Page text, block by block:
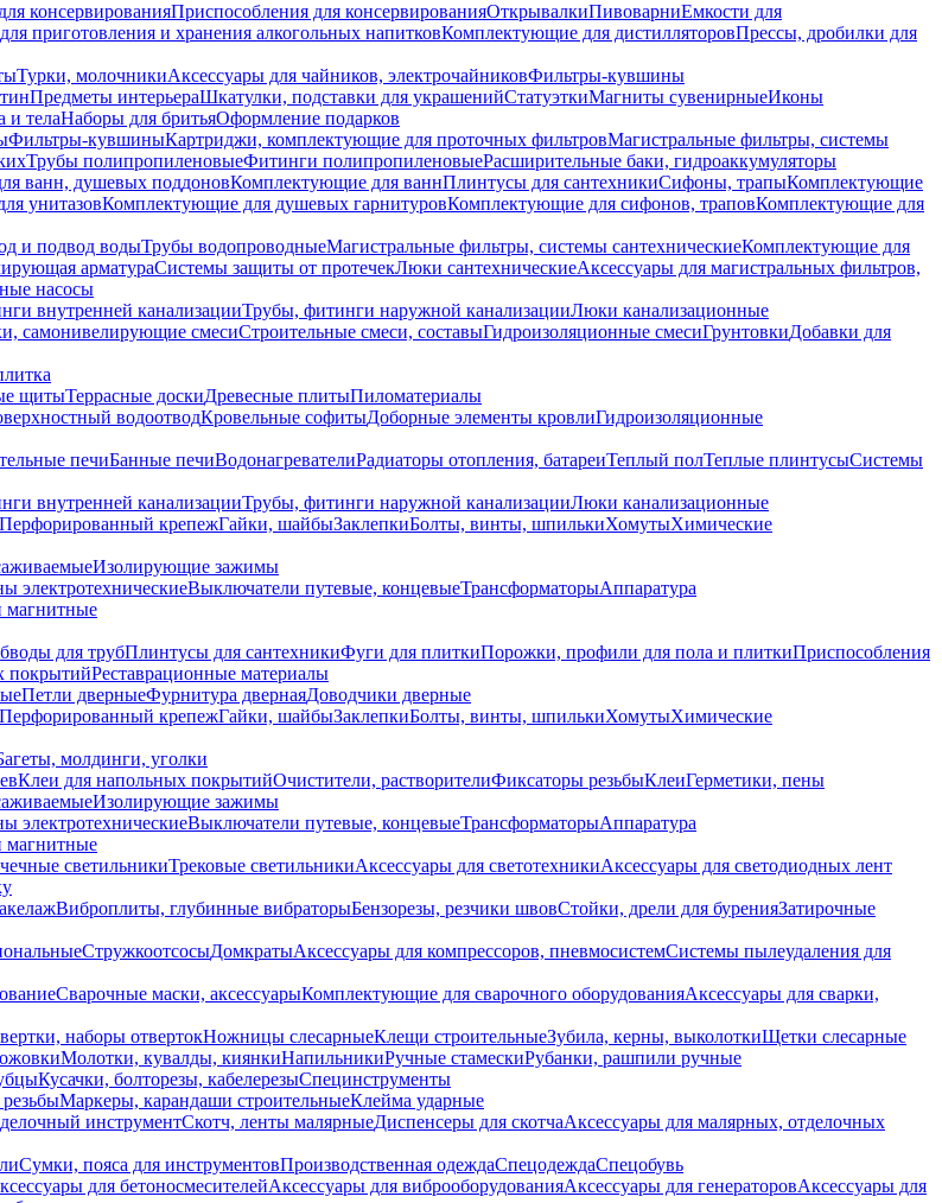
консервированияПриспособления для консервированияОткрывалкиПивоварниЕмкости для
приготовления и хранения алкогольных напитковКомплектующие для дистилляторовПрессы, дробилки для
Турки, молочникиАксессуары для чайников, электрочайниковФильтры-кувшины
Предметы интерьераШкатулки, подставки для украшенийСтатуэткиМагниты сувенирныеИконы
и телаНаборы для бритьяОформление подарков
Фильтры-кувшиныКартриджи, комплектующие для проточных фильтровМагистральные фильтры, системы
Трубы полипропиленовыеФитинги полипропиленовыеРасширительные баки, гидроаккумуляторы
ванн, душевых поддоновКомплектующие для ваннПлинтусы для сантехникиСифоны, трапыКомплектующие
унитазовКомплектующие для душевых гарнитуровКомплектующие для сифонов, траповКомплектующие для
и подвод водыТрубы водопроводныеМагистральные фильтры, системы сантехническиеКомплектующие для
арматураСистемы защиты от протечекЛюки сантехническиеАксессуары для магистральных фильтров,
насосы
внутренней канализацииТрубы, фитинги наружной канализацииЛюки канализационные
самонивелирующие смесиСтроительные смеси, составыГидроизоляционные смесиГрунтовкиДобавки для
щитыТеррасные доскиДревесные плитыПиломатериалы
водоотводКровельные софитыДоборные элементы кровлиГидроизоляционные
печиБанные печиВодонагревателиРадиаторы отопления, батареиТеплый полТеплые плинтусыСистемы
внутренней канализацииТрубы, фитинги наружной канализацииЛюки канализационные
Перфорированный крепежГайки, шайбыЗаклепкиБолты, винты, шпилькиХомутыХимические
Изолирующие зажимы
электротехническиеВыключатели путевые, концевыеТрансформаторыАппаратура
магнитные
для трубПлинтусы для сантехникиФуги для плиткиПорожки, профили для пола и плиткиПриспособления
покрытийРеставрационные материалы
Петли дверныеФурнитура двернаяДоводчики дверные
Перфорированный крепежГайки, шайбыЗаклепкиБолты, винты, шпилькиХомутыХимические
молдинги, уголки
Клеи для напольных покрытийОчистители, растворителиФиксаторы резьбыКлеиГерметики, пены
Изолирующие зажимы
электротехническиеВыключатели путевые, концевыеТрансформаторыАппаратура
магнитные
светильникиТрековые светильникиАксессуары для светотехникиАксессуары для светодиодных лент
Виброплиты, глубинные вибраторыБензорезы, резчики швовСтойки, дрели для буренияЗатирочные
СтружкоотсосыДомкратыАксессуары для компрессоров, пневмосистемСистемы пылеудаления для
Сварочные маски, аксессуарыКомплектующие для сварочного оборудованияАксессуары для сварки,
наборы отвертокНожницы слесарныеКлещи строительныеЗубила, керны, выколоткиЩетки слесарные
Молотки, кувалды, киянкиНапильникиРучные стамескиРубанки, рашпили ручные
Кусачки, болторезы, кабелерезыСпецинструменты
Маркеры, карандаши строительныеКлейма ударные
инструментСкотч, ленты малярныеДиспенсеры для скотчаАксессуары для малярных, отделочных
Сумки, пояса для инструментовПроизводственная одеждаСпецодеждаСпецобувь
для бетоносмесителейАксессуары для виброоборудованияАксессуары для генераторовАксессуары для